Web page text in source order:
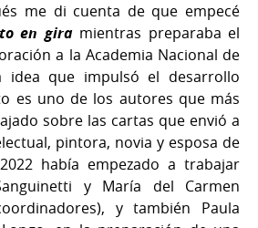
me di cuenta de que empecé
en gira mientras preparaba el
a la Academia Nacional de
idea que impulsó el desarrollo
es uno de los autores que más
sobre las cartas que envió a
pintora, novia y esposa de
había empezado a trabajar
y María del Carmen
y también Paula